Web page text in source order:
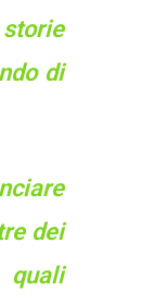
di
dei